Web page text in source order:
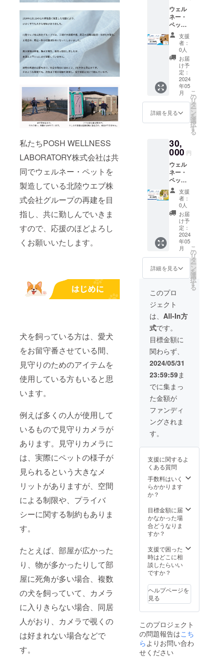
私たちPOSH WELLNESS
LABORATORY株式会社は共
同でウェルネー・ペットを
製造している北陸ウエブ株
式会社グループの再建を目
指し、共に勤しんでいきま
すので、応援のほどよろし
くお願いいたします。
犬を飼っている方は、愛犬
をお留守番させている間、
見守りのためのアイテムを
使用している方もいると思
います。
例えば多くの人が使用して
いるもので見守りカメラが
あります。見守りカメラに
は、実際にペットの様子が
見られるという大きなメ
リットがありますが、空間
による制限や、プライバ
シーに関する制約もありま
す。
たとえば、部屋が広かった
り、物が多かったりして部
屋に死角が多い場合、複数
の犬を飼っていて、カメラ
に入りきらない場合、同居
人がおり、カメラで覗くの
は好まれない場合などで
す。
ウェル
ネー・
ペット1
台と
ゲート
ウェイ1
台と
ハーネ
ス2本の
セッ
ト。
ハーネ
スはそ
れぞれ
任意の
サイズ
選びく
ださ
い。
支援
者：
0人
お届
け予
定：
2024
年05
月
詳細を見る
こ
の
リ
タ
ー
ン
を
選
択
す
る
30,
000 円
ウェル
ネー・
ペット1
台と
ゲート
ウェイ1
台と
ハーネ
ス2本の
セッ
ト。
ハーネ
スはそ
れぞれ
任意の
サイズ
からお
選びく
ださ
い。
支援
者：
0人
お届
け予
定：
2024
年05
月
詳細を見る
こ
の
リ
タ
ー
ン
を
選
択
す
る
このプロ
ジェクト
は、 All-In方
式です。
目標金額に
関わらず、
2024/05/31
23:59:59ま
でに集まっ
た金額が
ファンディ
ングされま
す。
支援に関するよ
くある質問
手数料はいく
らかかります
か？
目標金額に届
かなかった場
合どうなりま
すか？
支援で困った
時はどこに相
談したらいい
ですか？
ヘルプページを
見る
このプロジェクト
の問題報告はこち
らよりお問い合わ
せください